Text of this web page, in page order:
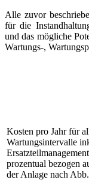
Alle zuvor
für die
und das mögliche
Wartungs-,
Kosten pro Jahr für
Wartungsintervalle
prozentual bezogen
der Anlage nach